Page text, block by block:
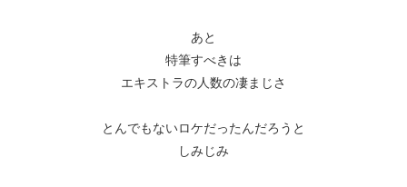
あと
特筆すべきは
エキストラの人数の凄まじさ
とんでもないロケだったんだろうと
しみじみ